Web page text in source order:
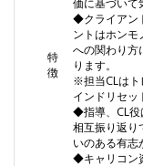
特
徴
◆クライアン
ントはホンモ
への関わり方
ります。
※担当CLはト
インドリセッ
◆指導、CL役
相互振り返り
いのある有志
◆キャリコン